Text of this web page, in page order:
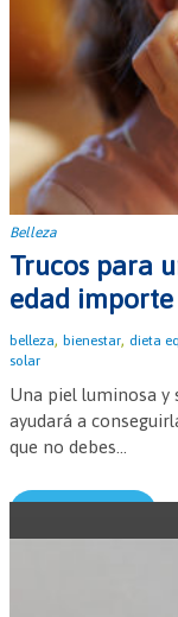
Belleza
Trucos para
edad importe
belleza, bienestar, dieta
solar
Una piel luminosa y
ayudará a
que no debes...